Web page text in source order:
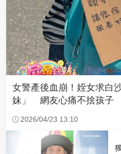
女警產後血崩！姪女求白
妹」 網友心痛不捨孩子
2026/04/23 13:10